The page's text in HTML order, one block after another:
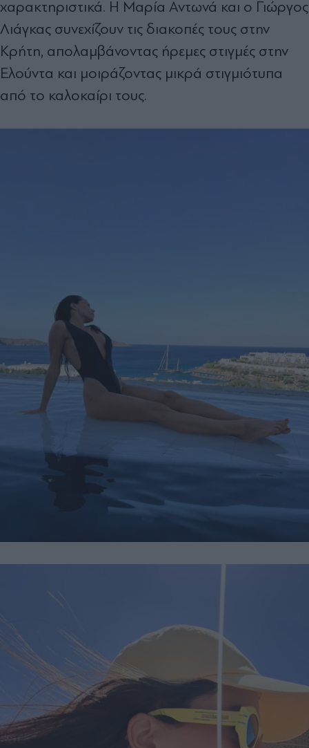
χαρακτηριστικά. Η Μαρία Αντωνά και ο Γιώργος
Λιάγκας συνεχίζουν τις διακοπές τους στην
Κρήτη, απολαμβάνοντας ήρεμες στιγμές στην
Ελούντα και μοιράζοντας μικρά στιγμιότυπα
από το καλοκαίρι τους.